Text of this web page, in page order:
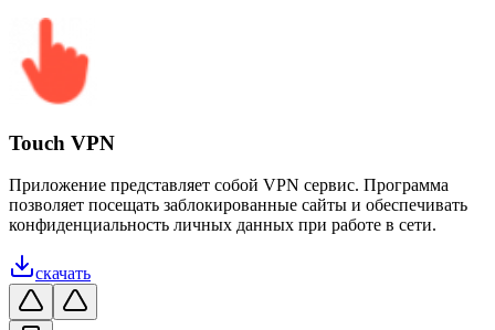
Touch VPN
Приложение представляет собой VPN сервис. Программа
позволяет посещать заблокированные сайты и обеспечивать
конфиденциальность личных данных при работе в сети.
скачать